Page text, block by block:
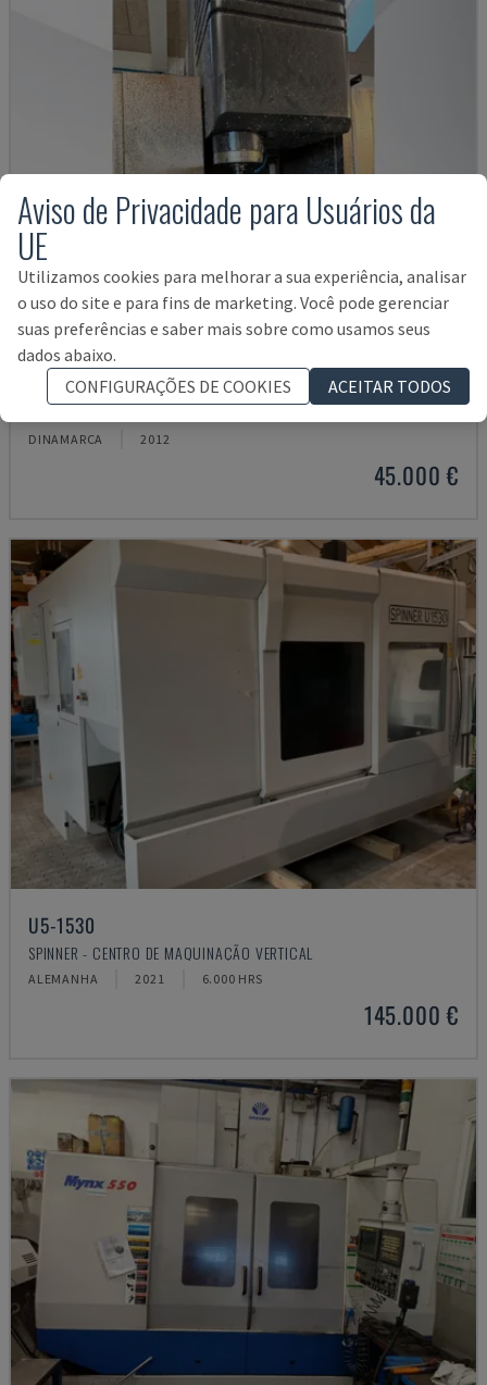
VTC 300C II
DINAMARCA 2012
45.000 €
U5-1530
SPINNER - CENTRO DE MAQUINAÇÃO VERTICAL
ALEMANHA 2021 6.000 HRS
145.000 €
Aviso de Privacidade para Usuários da
UE
Utilizamos cookies para melhorar a sua experiência, analisar
o uso do site e para fins de marketing. Você pode gerenciar
suas preferências e saber mais sobre como usamos seus
dados abaixo.
CONFIGURAÇÕES DE COOKIES
ACEITAR TODOS